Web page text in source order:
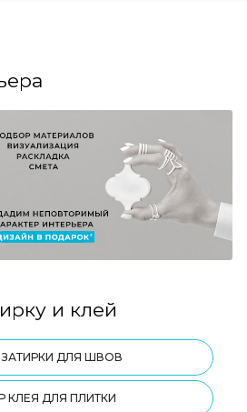
и клей
ДЛЯ ШВОВ
КЛЕЯ ДЛЯ ПЛИТКИ